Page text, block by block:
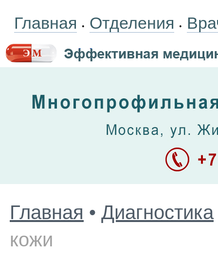
Главная • Отделения •
Главная • Диагностика
кожи